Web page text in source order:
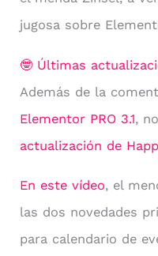
jugosa sobre
🤓 Últimas
Además de la
Elementor PRO 3.1,
actualización de
En este vídeo, el
las dos novedades
para calendario de